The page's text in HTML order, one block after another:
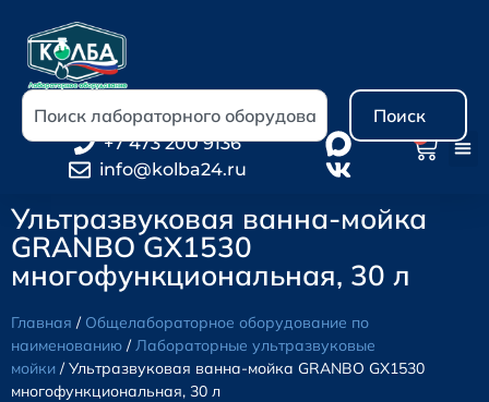
Поиск
+7 473 200 9136
info@kolba24.ru
Ультразвуковая ванна-мойка
GRANBO GX1530
многофункциональная, 30 л
Главная / Общелабораторное оборудование по
наименованию /Лабораторные ультразвуковые
мойки / Ультразвуковая ванна-мойка GRANBO GX1530
многофункциональная, 30 л